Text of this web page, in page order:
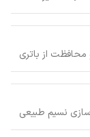
محافظت از باتری
نسیم طبیعی